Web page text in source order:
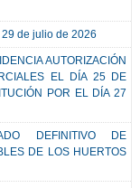
de julio de 2026
AUTORIZACIÓN
EL DÍA 25 DE
POR EL DÍA 27
DEFINITIVO DE
DE LOS HUERTOS